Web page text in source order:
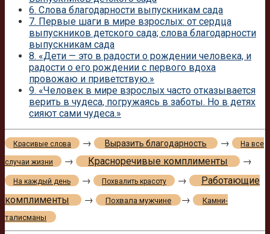
6. Слова благодарности выпускникам сада
7. Первые шаги в мире взрослых: от сердца
выпускников детского сада; слова благодарности
выпускникам сада
8. «Дети — это в радости о рождении человека, и
радости о его рождении с первого вдоха
провожаю и приветствую.»
9. «Человек в мире взрослых часто отказывается
верить в чудеса, погружаясь в заботы. Но в детях
сияют сами чудеса.»
Красивые слова → Выразить благодарность → На все
случаи жизни → Красноречивые комплименты →
На каждый день → Похвалить красоту →
Работающие
комплименты
→ Похвала мужчине →
Камни-
талисманы